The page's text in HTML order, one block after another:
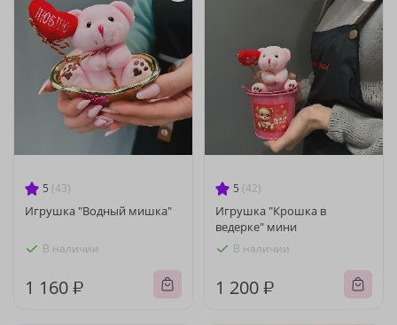
5 (43)
Игрушка "Водный мишка"
В наличии
1 160 ₽
5 (42)
Игрушка "Крошка в
ведерке" мини
В наличии
1 200 ₽